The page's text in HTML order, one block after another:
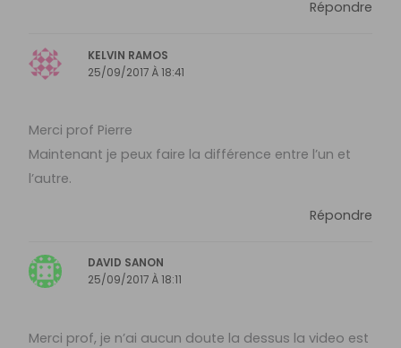
Répondre
KELVIN RAMOS
25/09/2017 À 18:41
Merci prof Pierre
Maintenant je peux faire la différence entre l’un et
l’autre.
Répondre
DAVID SANON
25/09/2017 À 18:11
Merci prof, je n’ai aucun doute la dessus la video est